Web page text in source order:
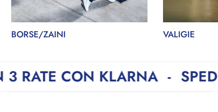
BORSE/ZAINI VALIGIE
KLARNA - SPEDIZIONE